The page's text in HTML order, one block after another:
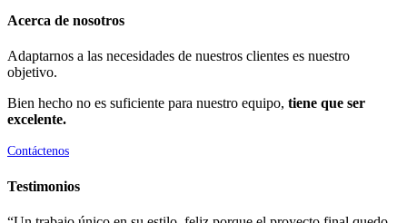
Acerca de nosotros
Adaptarnos a las necesidades de nuestros clientes es nuestro
objetivo.
Bien hecho no es suficiente para nuestro equipo, tiene que ser
excelente.
Contáctenos
Testimonios